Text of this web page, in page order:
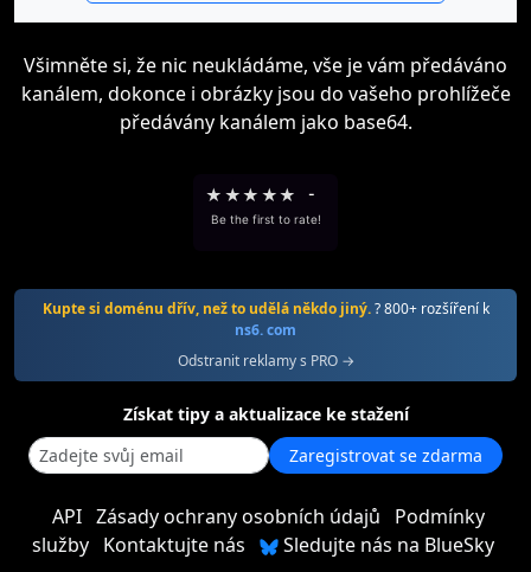
Všimněte si, že nic neukládáme, vše je vám předáváno
kanálem, dokonce i obrázky jsou do vašeho prohlížeče
předávány kanálem jako base64.
★ ★★ ★★ -
Be the first to rate!
Kupte si doménu dřív, než to udělá někdo jiný.? 800+ rozšíření k
ns6. com
Odstranit reklamy s PRO →
Získat tipy a aktualizace ke stažení
Zaregistrovat se zdarma
API Zásady ochrany osobních údajů
Podmínky
služby Kontaktujte nás Sledujte nás na BlueSky